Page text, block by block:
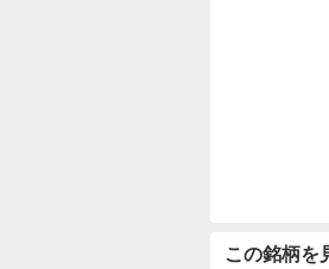
この銘柄を